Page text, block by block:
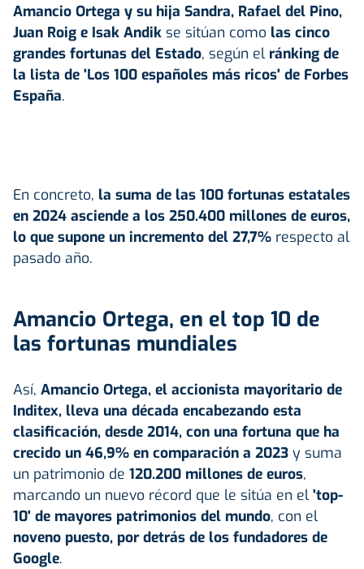
Amancio Ortega y su hija Sandra, Rafael del Pino,
Juan Roig e Isak Andik se sitúan como las cinco
grandes fortunas del Estado, según el ránking de
la lista de 'Los 100 españoles más ricos' de Forbes
España.
En concreto, la suma de las 100 fortunas estatales
en 2024 asciende a los 250.400 millones de euros,
lo que supone un incremento del 27,7% respecto al
pasado año.
Amancio Ortega, en el top 10 de
las fortunas mundiales
Así, Amancio Ortega, el accionista mayoritario de
Inditex, lleva una década encabezando esta
clasificación, desde 2014, con una fortuna que ha
crecido un 46,9% en comparación a 2023 y suma
un patrimonio de 120.200 millones de euros,
marcando un nuevo récord que le sitúa en el 'top-
10' de mayores patrimonios del mundo, con el
noveno puesto, por detrás de los fundadores de
Google.